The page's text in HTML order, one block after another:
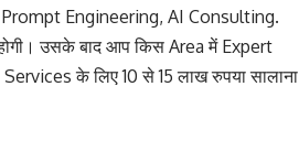
Engineering, AI Consulting.
उसके बाद आप किस Area में Expert
के लिए 10 से 15 लाख रुपया सालाना